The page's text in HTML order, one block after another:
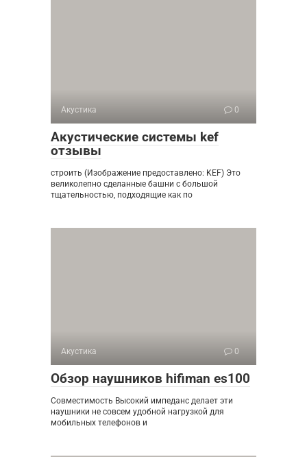
Акустика 0
Акустические системы kef
отзывы
строить (Изображение предоставлено: KEF) Это
великолепно сделанные башни с большой
тщательностью, подходящие как по
Акустика 0
Обзор наушников hifiman es100
Совместимость Высокий импеданс делает эти
наушники не совсем удобной нагрузкой для
мобильных телефонов и